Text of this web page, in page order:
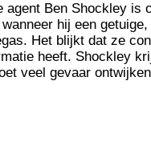
agent Ben Shockley is
hij een
Het blijkt dat ze
heeft. Shockley
veel gevaar